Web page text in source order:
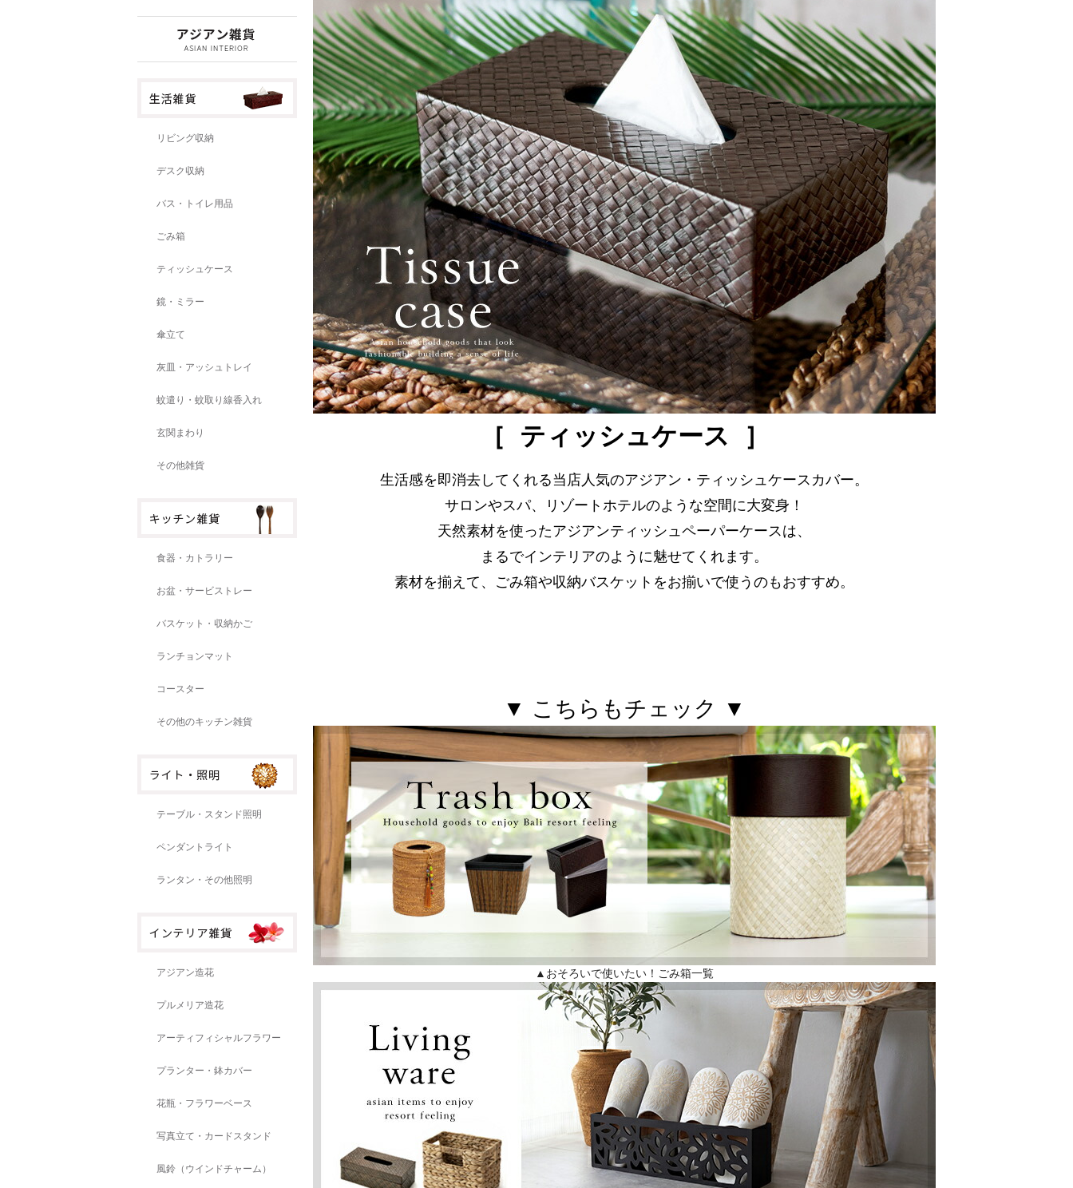
リビング収納
デスク収納
バス・トイレ用品
ごみ箱
ティッシュケース
鏡・ミラー
傘立て
灰皿・アッシュトレイ
蚊遣り・蚊取り線香入れ
玄関まわり
その他雑貨
食器・カトラリー
お盆・サービストレー
バスケット・収納かご
ランチョンマット
コースター
その他のキッチン雑貨
テーブル・スタンド照明
ペンダントライト
ランタン・その他照明
アジアン造花
プルメリア造花
アーティフィシャルフラワー
プランター・鉢カバー
花瓶・フラワーベース
写真立て・カードスタンド
風鈴（ウインドチャーム）
［ ティッシュケース ］
生活感を即消去してくれる当店人気のアジアン・ティッシュケースカバー。
サロンやスパ、リゾートホテルのような空間に大変身！
天然素材を使ったアジアンティッシュペーパーケースは、
まるでインテリアのように魅せてくれます。
素材を揃えて、ごみ箱や収納バスケットをお揃いで使うのもおすすめ。
▼ こちらもチェック ▼
▲おそろいで使いたい！ごみ箱一覧